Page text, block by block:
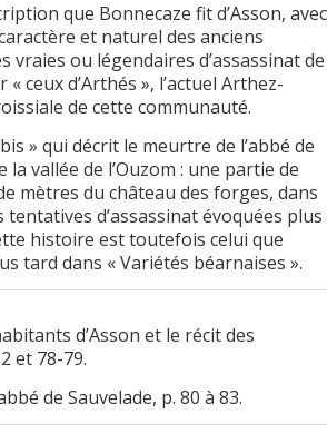
que Bonnecaze fit d’Asson, avec
et naturel des anciens
vraies ou légendaires d’assassinat de
ceux d’Arthés », l’actuel Arthez-
de cette communauté.
» qui décrit le meurtre de l’abbé de
vallée de l’Ouzom : une partie de
mètres du château des forges, dans
d’assassinat évoquées plus
histoire est toutefois celui que
tard dans « Variétés béarnaises ».
d’Asson et le récit des
et 78-79.
de Sauvelade, p. 80 à 83.